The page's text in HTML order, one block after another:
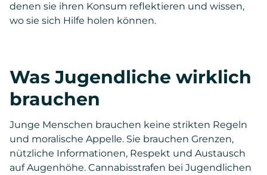
denen sie ihren Konsum reflektieren und wissen,
wo sie sich Hilfe holen können.
Was Jugendliche wirklich
brauchen
Junge Menschen brauchen keine strikten Regeln
und moralische Appelle. Sie brauchen Grenzen,
nützliche Informationen, Respekt und Austausch
auf Augenhöhe. Cannabisstrafen bei Jugendlichen